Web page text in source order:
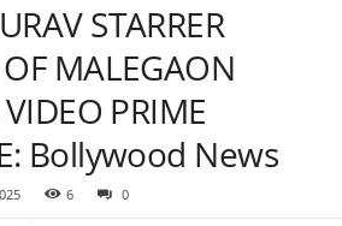
STARRER
MALEGAON
PRIME
Bollywood News
6 0